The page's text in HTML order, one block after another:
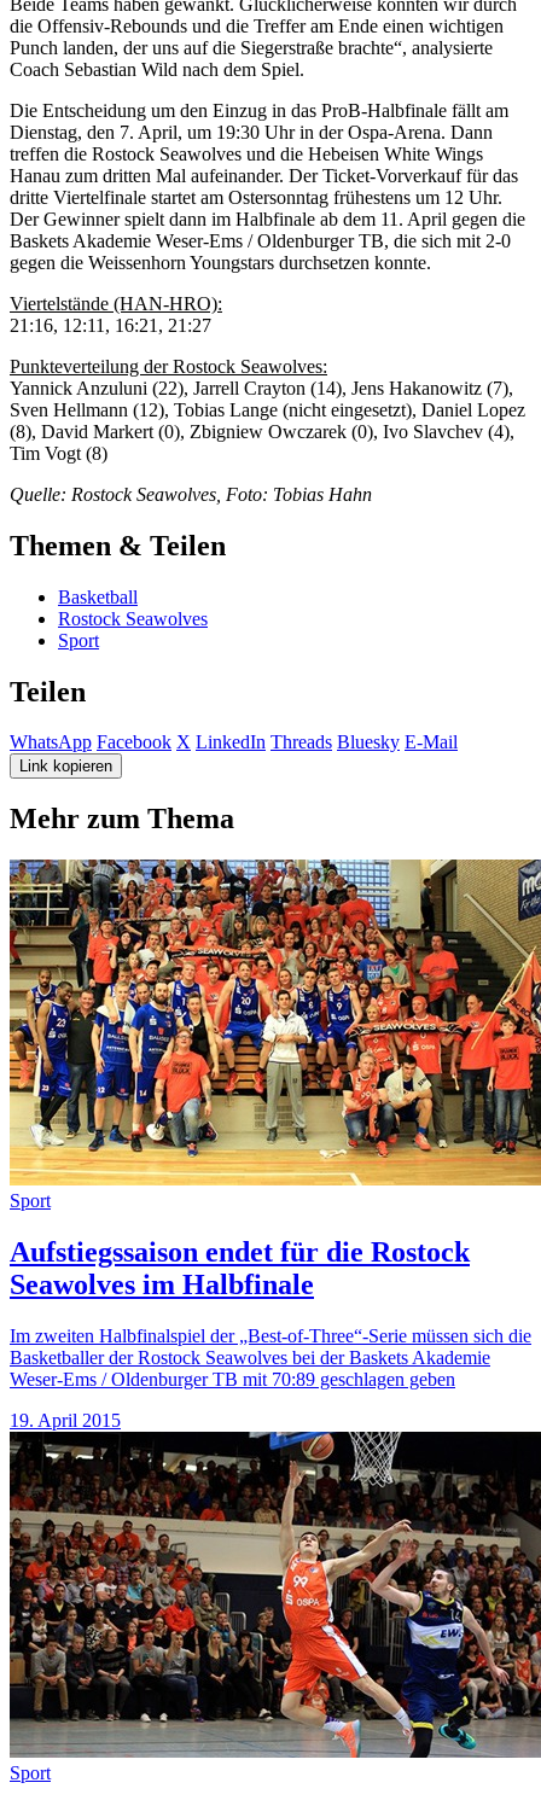
die Offensiv-Rebounds und die Treffer am Ende einen wichtigen
Punch landen, der uns auf die Siegerstraße brachte“, analysierte
Coach Sebastian Wild nach dem Spiel.
Die Entscheidung um den Einzug in das ProB-Halbfinale fällt am
Dienstag, den 7. April, um 19:30 Uhr in der Ospa-Arena. Dann
treffen die Rostock Seawolves und die Hebeisen White Wings
Hanau zum dritten Mal aufeinander. Der Ticket-Vorverkauf für das
dritte Viertelfinale startet am Ostersonntag frühestens um 12 Uhr.
Der Gewinner spielt dann im Halbfinale ab dem 11. April gegen die
Baskets Akademie Weser-Ems / Oldenburger TB, die sich mit 2-0
gegen die Weissenhorn Youngstars durchsetzen konnte.
Viertelstände (HAN-HRO):
21:16, 12:11, 16:21, 21:27
Punkteverteilung der Rostock Seawolves:
Yannick Anzuluni (22), Jarrell Crayton (14), Jens Hakanowitz (7),
Sven Hellmann (12), Tobias Lange (nicht eingesetzt), Daniel Lopez
(8), David Markert (0), Zbigniew Owczarek (0), Ivo Slavchev (4),
Tim Vogt (8)
Quelle: Rostock Seawolves, Foto: Tobias Hahn
Themen & Teilen
Basketball
Rostock Seawolves
Sport
Teilen
WhatsApp Facebook X LinkedIn Threads Bluesky E-Mail
Link kopieren
Mehr zum Thema
Sport
Aufstiegssaison endet für die Rostock
Seawolves im Halbfinale
Im zweiten Halbfinalspiel der „Best-of-Three“-Serie müssen sich die
Basketballer der Rostock Seawolves bei der Baskets Akademie
Weser-Ems / Oldenburger TB mit 70:89 geschlagen geben
19. April 2015
Sport